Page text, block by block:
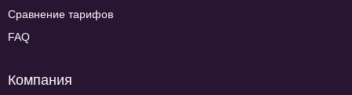
Сравнение тарифов
FAQ
Компания